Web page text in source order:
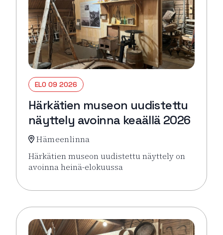
ELO 09 2026
Härkätien museon uudistettu
näyttely avoinna keaällä 2026
Hämeenlinna
Härkätien museon uudistettu näyttely on
avoinna heinä-elokuussa
Lue lisää tapahtumasta Härkätien museon